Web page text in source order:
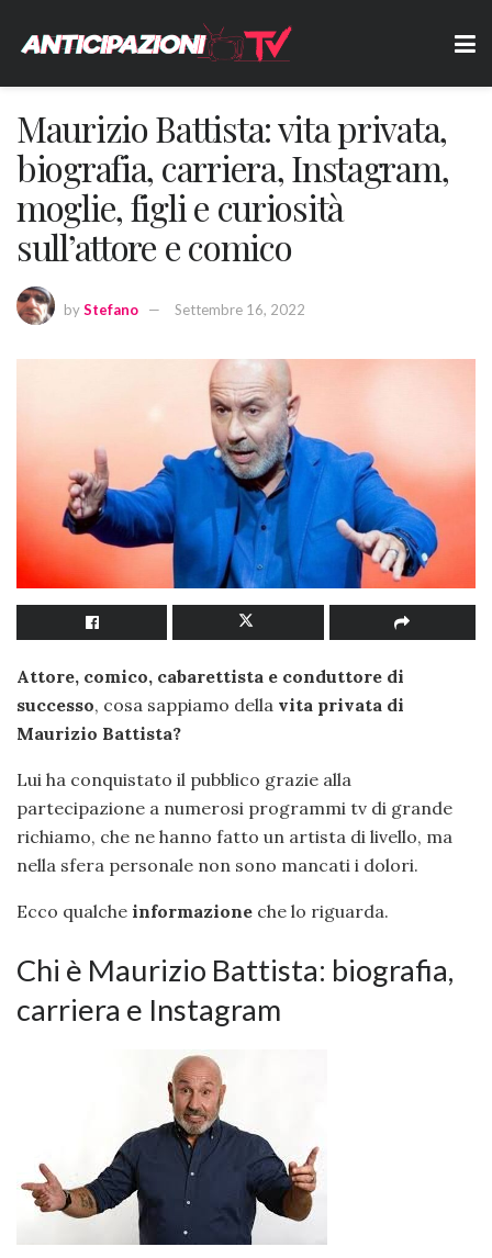
Maurizio Battista: vita privata,
biografia, carriera, Instagram,
moglie, figli e curiosità
sull’attore e comico
byStefano Settembre 16, 2022
Attore, comico, cabarettista e conduttore di
successo, cosa sappiamo della vita privata di
Maurizio Battista?
Lui ha conquistato il pubblico grazie alla
partecipazione a numerosi programmi tv di grande
richiamo, che ne hanno fatto un artista di livello, ma
nella sfera personale non sono mancati i dolori.
Ecco qualche informazione che lo riguarda.
Chi è Maurizio Battista: biografia,
carriera e Instagram